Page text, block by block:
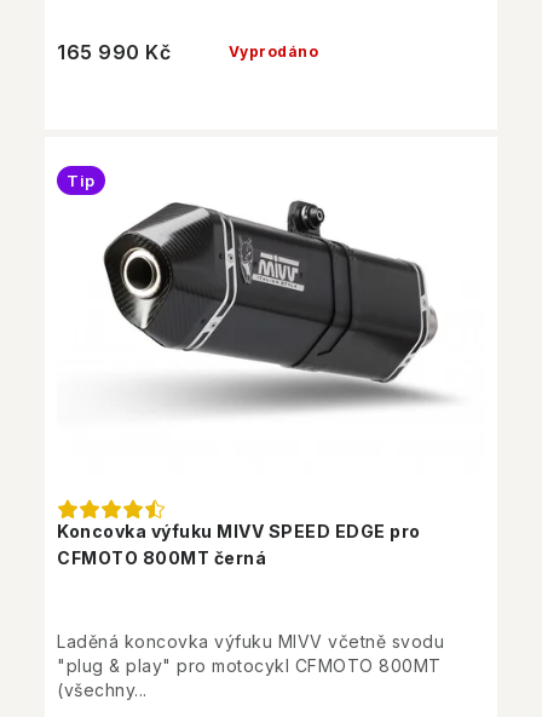
Vyprodáno
165 990 Kč
Koncovka výfuku MIVV SPEED EDGE pro
CFMOTO 800MT černá
Tip
Laděná koncovka výfuku MIVV včetně svodu
"plug & play" pro motocykl CFMOTO 800MT
(všechny...